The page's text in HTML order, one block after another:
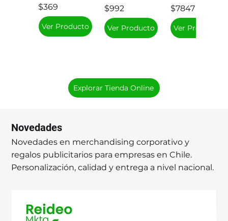
Novedades
Novedades en merchandising corporativo y
regalos publicitarios para empresas en Chile.
Personalización, calidad y entrega a nivel nacional.
Explorar Tienda Online
$369
Ver Producto
$992
Ver Producto
$7847
Ver Producto